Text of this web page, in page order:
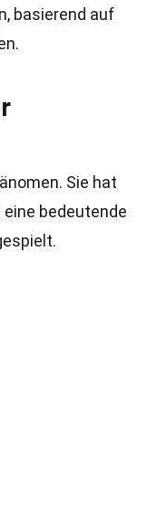
basierend auf
Sie hat
bedeutende